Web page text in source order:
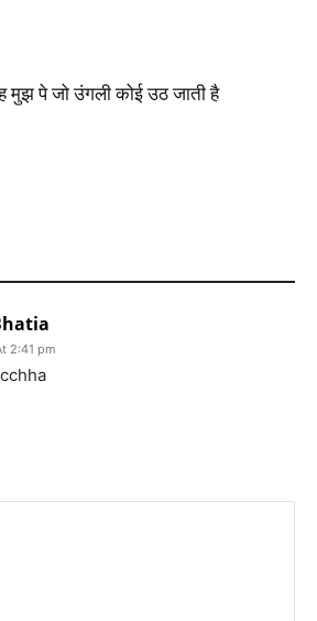
मुझ पे जो उंगली कोई उठ जाती है
2:41 pm